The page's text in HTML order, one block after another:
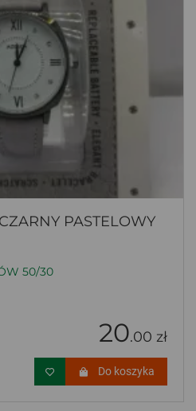
PASTELOWY
50/30
20.00 zł
Do koszyka